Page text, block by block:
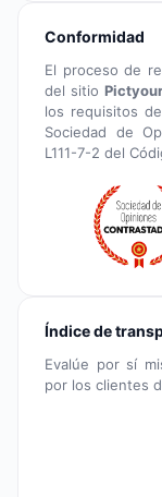
Conformidad
El proceso de
del sitio
los requisitos
Sociedad de
L111-7-2 del
Índice de
Evalúe por sí
por los clientes